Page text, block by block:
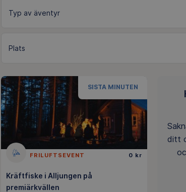
SISTA MINUTEN
FRILUFTSEVENT 0 kr
Kräftfiske i Alljungen på
premiärkvällen
ditt